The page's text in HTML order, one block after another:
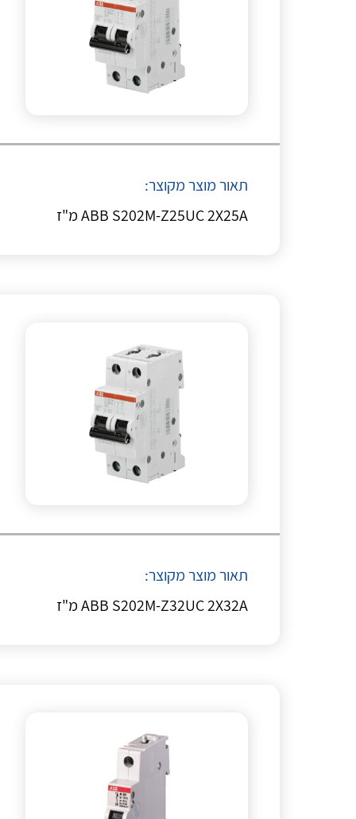
תאור מוצר מקוצר:
ABB S202M-Z25UC 2X25A מ"ז
תאור מוצר מקוצר:
ABB S202M-Z32UC 2X32A מ"ז